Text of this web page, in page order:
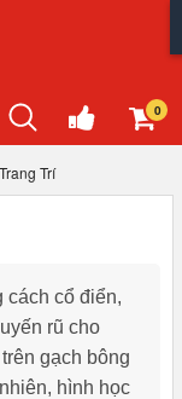
0
Trí
cách cổ điển,
rũ cho
gạch bông
hình học